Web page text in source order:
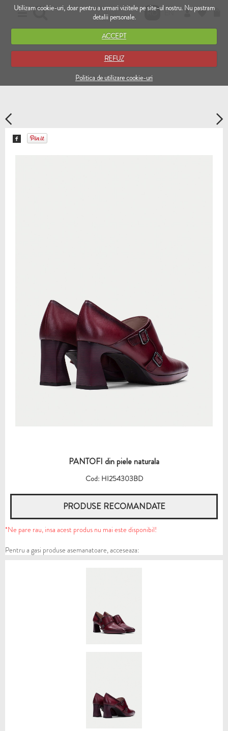
Utilizam cookie-uri, doar pentru a urmari vizitele pe site-ul nostru. Nu pastram
detalii personale.
ACCEPT
REFUZ
Politica de utilizare cookie-uri
RO EN
PANTOFI din piele naturala
Cod: HI254303BD
PRODUSE RECOMANDATE
*Ne pare rau, insa acest produs nu mai este disponibil!
Pentru a gasi produse asemanatoare, acceseaza: